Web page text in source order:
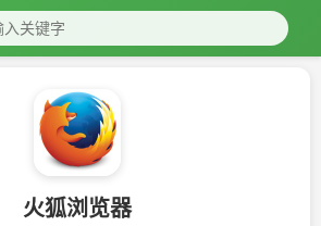
火狐浏览器